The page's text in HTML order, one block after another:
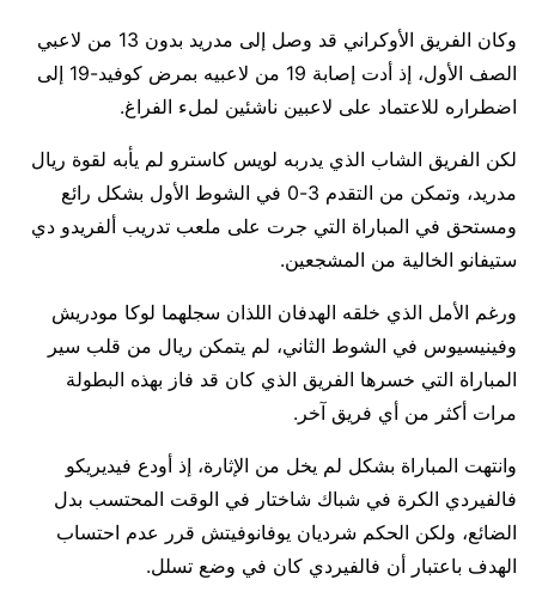
وكان الفريق الأوكراني قد وصل إلى مدريد بدون 13 من لاعبي
الصف الأول، إذ أدت إصابة 19 من لاعبيه بمرض كوفيد-19 إلى
اضطراره للاعتماد على لاعبين ناشئين لملء الفراغ.
لكن الفريق الشاب الذي يدربه لويس كاسترو لم يأبه لقوة ريال
مدريد، وتمكن من التقدم 3-0 في الشوط الأول بشكل رائع
ومستحق في المباراة التي جرت على ملعب تدريب ألفريدو دي
ستيفانو الخالية من المشجعين.
ورغم الأمل الذي خلقه الهدفان اللذان سجلهما لوكا مودريش
وفينيسيوس في الشوط الثاني، لم يتمكن ريال من قلب سير
المباراة التي خسرها الفريق الذي كان قد فاز بهذه البطولة
مرات أكثر من أي فريق آخر.
وانتهت المباراة بشكل لم يخل من الإثارة، إذ أودع فيديريكو
فالفيردي الكرة في شباك شاختار في الوقت المحتسب بدل
الضائع، ولكن الحكم شرديان يوفانوفيتش قرر عدم احتساب
الهدف باعتبار أن فالفيردي كان في وضع تسلل.